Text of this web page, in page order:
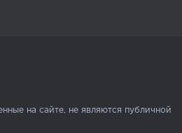
на сайте, не являются публичной